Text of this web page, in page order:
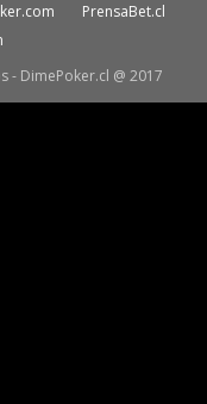
PrensaBet.cl
DimePoker.cl @ 2017